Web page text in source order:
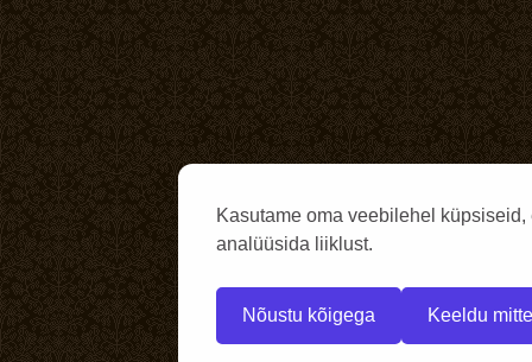
Kasutame oma veebilehel
analüüsida liiklust.
Nõustu kõigega Keeldu